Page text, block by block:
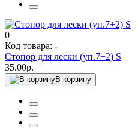
0
Код товара: -
Стопор для лески (уп.7+2) S
35.00р.
В корзину